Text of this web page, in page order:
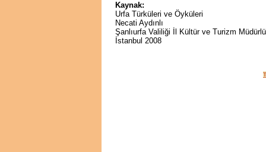
Kaynak:
Urfa Türküleri ve Öyküleri
Necati Aydınlı
Şanlıurfa Valiliği İl Kültür ve Turizm
İstanbul 2008